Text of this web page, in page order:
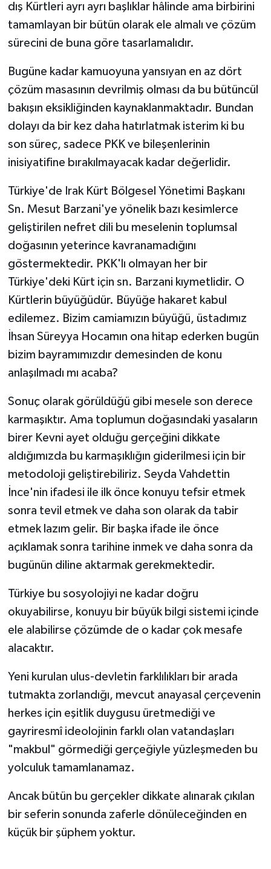
dış Kürtleri ayrı ayrı başlıklar hâlinde ama birbirini
tamamlayan bir bütün olarak ele almalı ve çözüm
sürecini de buna göre tasarlamalıdır.
Bugüne kadar kamuoyuna yansıyan en az dört
çözüm masasının devrilmiş olması da bu bütüncül
bakışın eksikliğinden kaynaklanmaktadır. Bundan
dolayı da bir kez daha hatırlatmak isterim ki bu
son süreç, sadece PKK ve bileşenlerinin
inisiyatifine bırakılmayacak kadar değerlidir.
Türkiye'de Irak Kürt Bölgesel Yönetimi Başkanı
Sn. Mesut Barzani'ye yönelik bazı kesimlerce
geliştirilen nefret dili bu meselenin toplumsal
doğasının yeterince kavranamadığını
göstermektedir. PKK'lı olmayan her bir
Türkiye'deki Kürt için sn. Barzani kıymetlidir. O
Kürtlerin büyüğüdür. Büyüğe hakaret kabul
edilemez. Bizim camiamızın büyüğü, üstadımız
İhsan Süreyya Hocamın ona hitap ederken bugün
bizim bayramımızdır demesinden de konu
anlaşılmadı mı acaba?
Sonuç olarak görüldüğü gibi mesele son derece
karmaşıktır. Ama toplumun doğasındaki yasaların
birer Kevni ayet olduğu gerçeğini dikkate
aldığımızda bu karmaşıklığın giderilmesi için bir
metodoloji geliştirebiliriz. Seyda Vahdettin
İnce'nin ifadesi ile ilk önce konuyu tefsir etmek
sonra tevil etmek ve daha son olarak da tabir
etmek lazım gelir. Bir başka ifade ile önce
açıklamak sonra tarihine inmek ve daha sonra da
bugünün diline aktarmak gerekmektedir.
Türkiye bu sosyolojiyi ne kadar doğru
okuyabilirse, konuyu bir büyük bilgi sistemi içinde
ele alabilirse çözümde de o kadar çok mesafe
alacaktır.
Yeni kurulan ulus-devletin farklılıkları bir arada
tutmakta zorlandığı, mevcut anayasal çerçevenin
herkes için eşitlik duygusu üretmediği ve
gayriresmî ideolojinin farklı olan vatandaşları
"makbul" görmediği gerçeğiyle yüzleşmeden bu
yolculuk tamamlanamaz.
Ancak bütün bu gerçekler dikkate alınarak çıkılan
bir seferin sonunda zaferle dönüleceğinden en
küçük bir şüphem yoktur.